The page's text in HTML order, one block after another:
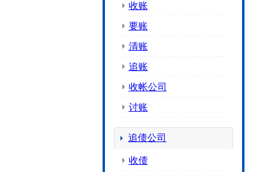
收账
要账
清账
追账
收帐公司
讨账
追债公司
收债